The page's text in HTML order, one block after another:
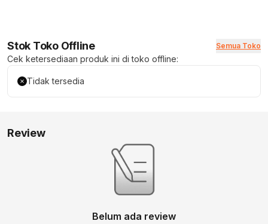
Stok Toko Offline Semua Toko
Cek ketersediaan produk ini di toko offline:
Tidak tersedia
Review
Belum ada review